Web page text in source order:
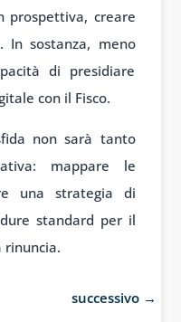
prospettiva, creare
In sostanza, meno
di presidiare
con il Fisco.
non sarà tanto
mappare le
una strategia di
standard per il
rinuncia.
successivo →